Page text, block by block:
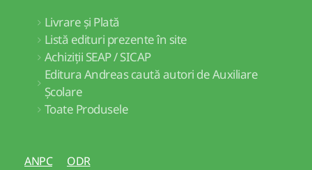
Livrare și Plată
Listă edituri prezente în site
Achiziții SEAP / SICAP
Editura Andreas caută autori de Auxiliare
Școlare
Toate Produsele
ANPC
ODR